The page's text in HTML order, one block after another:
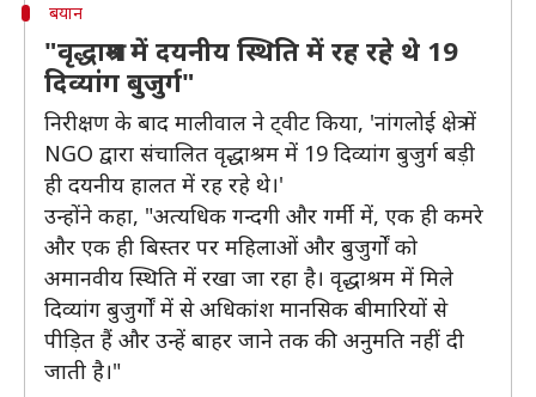
बयान
"वृद्धाश्रम में दयनीय स्थिति में रह रहे थे 19
दिव्यांग बुजुर्ग"
निरीक्षण के बाद मालीवाल ने ट्वीट किया, 'नांगलोई क्षेत्र में
NGO द्वारा संचालित वृद्धाश्रम में 19 दिव्यांग बुजुर्ग बड़ी
ही दयनीय हालत में रह रहे थे।'
उन्होंने कहा, "अत्यधिक गन्दगी और गर्मी में, एक ही कमरे
और एक ही बिस्तर पर महिलाओं और बुजुर्गों को
अमानवीय स्थिति में रखा जा रहा है। वृद्धाश्रम में मिले
दिव्यांग बुजुर्गों में से अधिकांश मानसिक बीमारियों से
पीड़ित हैं और उन्हें बाहर जाने तक की अनुमति नहीं दी
जाती है।"